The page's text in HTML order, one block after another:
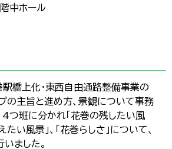
中ホール
橋上化・東西自由通路整備事業の
の主旨と進め方、景観について事務
4つ班に分かれ「花巻の残したい風
い風景」、「花巻らしさ」について、
ました。